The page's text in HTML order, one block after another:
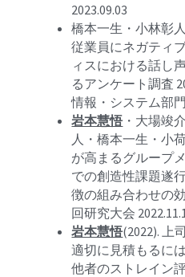
2023.09.03
橋本一生・小林彰
従業員にネガティ
ィスにおける話し
るアンケート調査
情報・システム部
岩本慧悟・大場竣
人・橋本一生・小
が高まるグループ
での創造性課題遂
徴の組み合わせの
回研究大会
岩本慧悟(2022). 上
適切に見積もるに
他者のストレイン